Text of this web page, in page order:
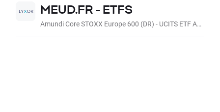
MEUD.FR - ETFS
Amundi Core STOXX Europe 600 (DR) - UCITS ETF Acc (Acc, EUR)